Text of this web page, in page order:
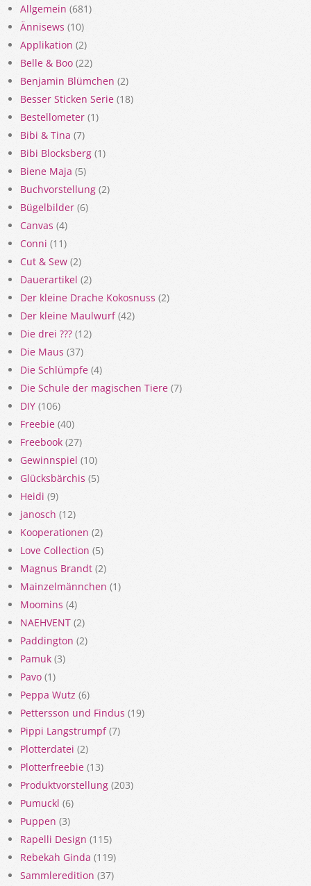
Allgemein (681)
Ännisews (10)
Applikation (2)
Belle & Boo (22)
Benjamin Blümchen (2)
Besser Sticken Serie (18)
Bestellometer (1)
Bibi & Tina (7)
Bibi Blocksberg (1)
Biene Maja (5)
Buchvorstellung (2)
Bügelbilder (6)
Canvas (4)
Conni (11)
Cut & Sew (2)
Dauerartikel (2)
Der kleine Drache Kokosnuss (2)
Der kleine Maulwurf(42)
Die drei ??? (12)
Die Maus (37)
Die Schlümpfe (4)
Die Schule der magischen Tiere (7)
DIY (106)
Freebie (40)
Freebook (27)
Gewinnspiel (10)
Glücksbärchis (5)
Heidi (9)
janosch (12)
Kooperationen (2)
Love Collection (5)
Magnus Brandt (2)
Mainzelmännchen (1)
Moomins (4)
NAEHVENT (2)
Paddington (2)
Pamuk (3)
Pavo (1)
Peppa Wutz (6)
Pettersson und Findus (19)
Pippi Langstrumpf(7)
Plotterdatei (2)
Plotterfreebie (13)
Produktvorstellung (203)
Pumuckl (6)
Puppen (3)
Rapelli Design (115)
Rebekah Ginda (119)
Sammleredition (37)